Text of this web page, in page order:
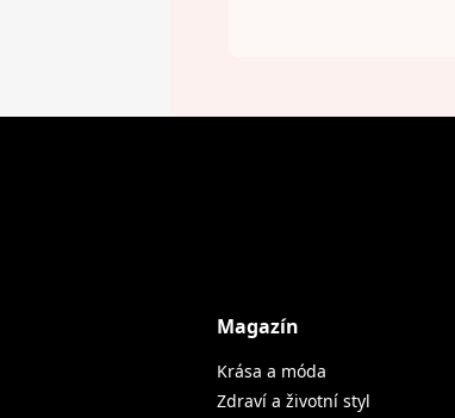
Magazín
Krása a móda
Zdraví a životní styl